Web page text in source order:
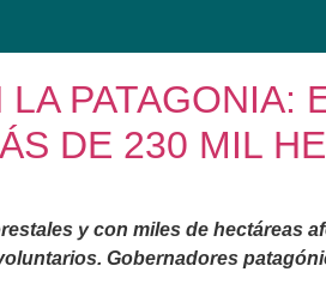
PATAGONIA:
DE 230 MIL
y con miles de hectáreas
Gobernadores